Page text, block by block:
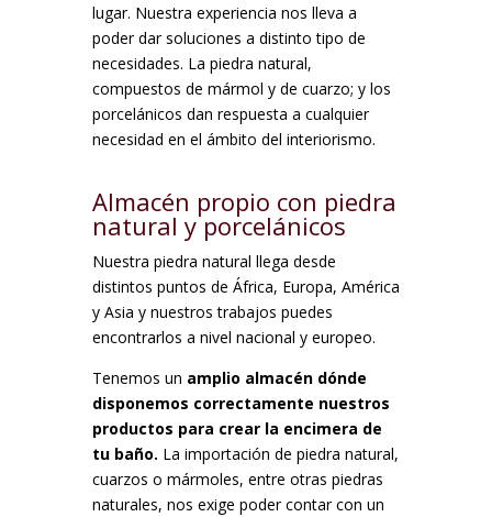
lugar. Nuestra experiencia nos lleva a
poder dar soluciones a distinto tipo de
necesidades. La piedra natural,
compuestos de mármol y de cuarzo; y los
porcelánicos dan respuesta a cualquier
necesidad en el ámbito del interiorismo.
Almacén propio con piedra
natural y porcelánicos
Nuestra piedra natural llega desde
distintos puntos de África, Europa, América
y Asia y nuestros trabajos puedes
encontrarlos a nivel nacional y europeo.
Tenemos un amplio almacén dónde
disponemos correctamente nuestros
productos para crear la encimera de
tu baño. La importación de piedra natural,
cuarzos o mármoles, entre otras piedras
naturales, nos exige poder contar con un